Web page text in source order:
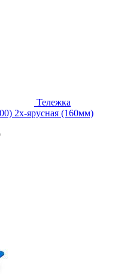
Тележка
2х-ярусная (160мм)